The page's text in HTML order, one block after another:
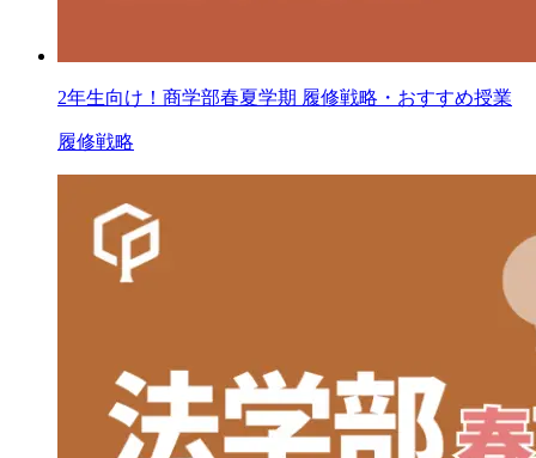
2年生向け！商学部春夏学期 履修戦略・おすすめ授業
履修戦略